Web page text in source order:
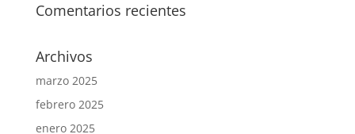
Comentarios recientes
Archivos
marzo 2025
febrero 2025
enero 2025